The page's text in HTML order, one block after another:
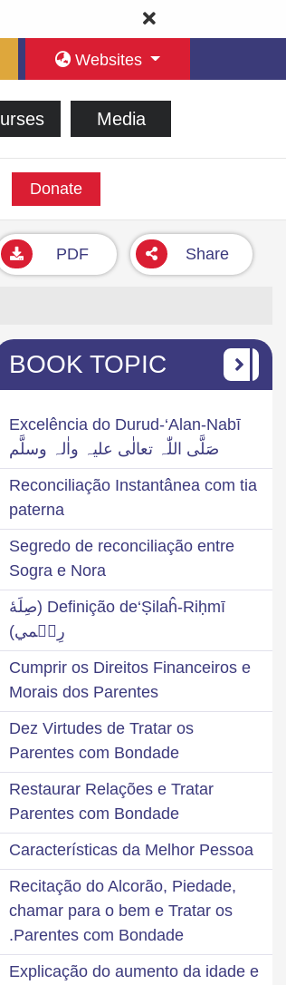
Websites
Media
Donate
PDF Share
BOOK TOPIC
Excelência do Durud-‘Alan-Nabī
صَلَّی اللّٰہ تعالٰی علیہ واٰلہ وسلَّم
Reconciliação Instantânea com tia
paterna
Segredo de reconciliação entre
Sogra e Nora
Definição de‘Ṣilaĥ-Riḥmī (صِلَهٔ
رِحۡمي)
Cumprir os Direitos Financeiros e
Morais dos Parentes
Dez Virtudes de Tratar os
Parentes com Bondade
Restaurar Relações e Tratar
Parentes com Bondade
Características da Melhor Pessoa
Recitação do Alcorão, Piedade,
chamar para o bem e Tratar os
Parentes com Bondade.
Explicação do aumento da idade e